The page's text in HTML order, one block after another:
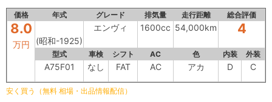
価格 年式 グレード 排気量 走行距離 総合評価
8.0
万円 (昭和-1925)
エンヴィ 1600cc 54,000km 4
型式 車検 シフト AC 色 内装 外装
A75F01 なし FAT AC アカ D C
安く買う（無料 相場・出品情報配信）